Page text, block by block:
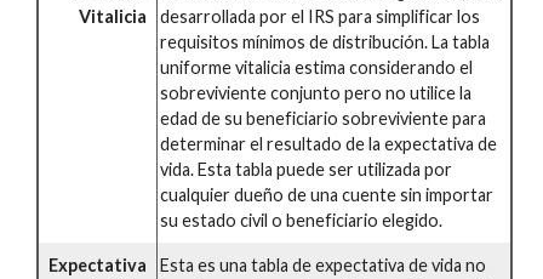
Vitalicia
desarrollada por el IRS para simplificar los
requisitos mínimos de distribución. La tabla
uniforme vitalicia estima considerando el
sobreviviente conjunto pero no utilice la
edad de su beneficiario sobreviviente para
determinar el resultado de la expectativa de
vida. Esta tabla puede ser utilizada por
cualquier dueño de una cuente sin importar
su estado civil o beneficiario elegido.
Expectativa
Esta es una tabla de expectativa de vida no